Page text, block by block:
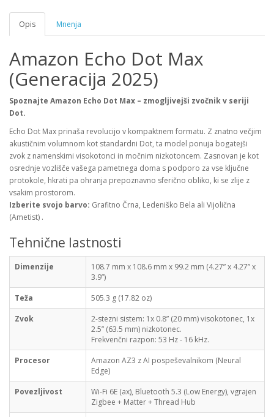
Opis Mnenja
Amazon Echo Dot Max
(Generacija 2025)
Spoznajte Amazon Echo Dot Max – zmogljivejši zvočnik v seriji
Dot.
Echo Dot Max prinaša revolucijo v kompaktnem formatu. Z znatno večjim
akustičnim volumnom kot standardni Dot, ta model ponuja bogatejši
zvok z namenskimi visokotonci in močnim nizkotoncem. Zasnovan je kot
osrednje vozlišče vašega pametnega doma s podporo za vse ključne
protokole, hkrati pa ohranja prepoznavno sferično obliko, ki se zlije z
vsakim prostorom.
Izberite svojo barvo: Grafitno Črna, Ledeniško Bela ali Vijolična
(Ametist) .
Tehnične lastnosti
Dimenzije
108.7 mm x 108.6 mm x 99.2 mm (4.27” x 4.27” x
3.9”)
Teža
505.3 g (17.82 oz)
Zvok
2-stezni sistem: 1x 0.8” (20 mm) visokotonec, 1x
2.5” (63.5 mm) nizkotonec.
Frekvenčni razpon: 53 Hz - 16 kHz.
Procesor
Amazon AZ3 z AI pospeševalnikom (Neural
Edge)
Povezljivost
Wi-Fi 6E (ax), Bluetooth 5.3 (Low Energy), vgrajen
Zigbee + Matter + Thread Hub